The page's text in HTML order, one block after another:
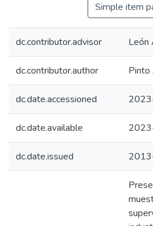
Simple item
dc.contributor.advisor León
dc.contributor.author Pinto
dc.date.accessioned
dc.date.available
dc.date.issued